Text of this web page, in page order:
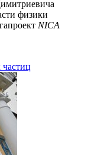
физики
NICA